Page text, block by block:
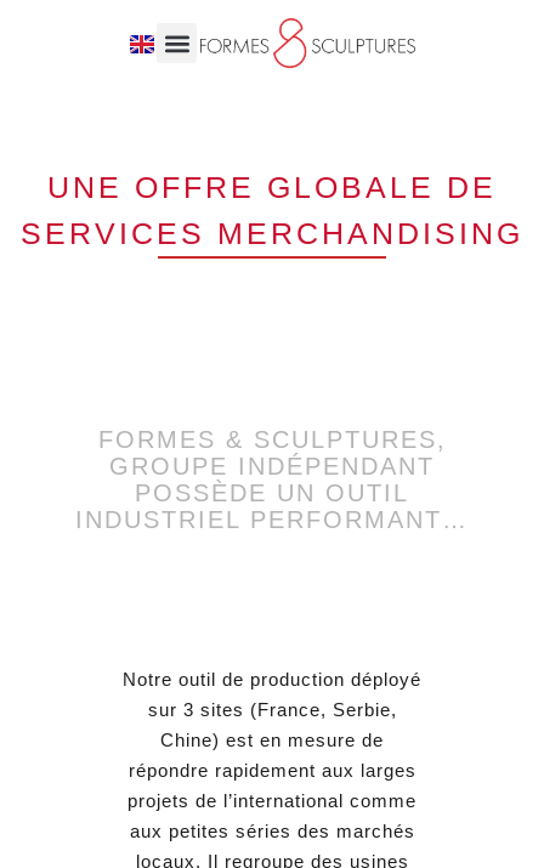
UNE OFFRE GLOBALE DE
SERVICES MERCHANDISING
FORMES & SCULPTURES,
GROUPE INDÉPENDANT
POSSÈDE UN OUTIL
INDUSTRIEL PERFORMANT…
Notre outil de production déployé
sur 3 sites (France, Serbie,
Chine) est en mesure de
répondre rapidement aux larges
projets de l’international comme
aux petites séries des marchés
locaux. Il regroupe des usines